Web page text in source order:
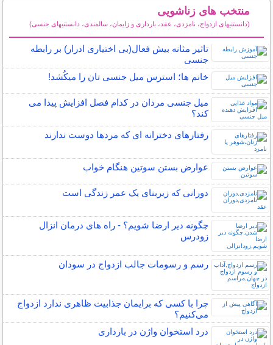
منتخب های زناشویی
(دانستنیهای ازدواج، نامزدی، عقد، بارداری و زایمان، سالمندی، دانستنیهای جنسی)
تاثیر مثانه بیش فعال(بی اختیاری ادرار) بر رابطه
جنسی
خانم ها؛ استرس میل جنسی تان را میکُشد!
میل جنسی مردان در کدام فصل افزایش پیدا می
کند؟
رفتارهای دخترانه ای که مردها دوست ندارند
عوارض بستن سوتین هنگام خواب
دورانی که زیربنای یک عمر زندگی‌ است
چگونه دیر ارضا شویم؟ - راه های درمان انزال
زودرس
رسم و رسومات جالب ازدواج در سودان
چرا با کسی که برایمان جذابیت ظاهری ندارد ازدواج
می‌کنیم؟
درد استخوان واژن در بارداری